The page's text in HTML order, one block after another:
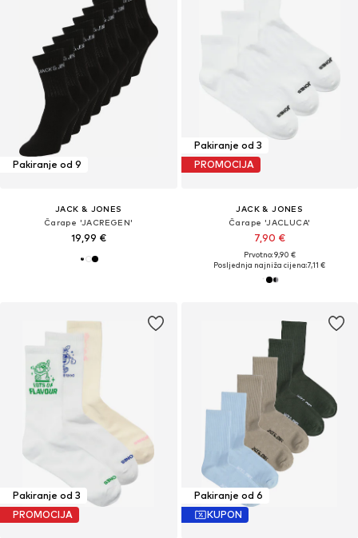
Pakiranje od 9
JACK & JONES
Čarape 'JACREGEN'
19,99 €
Pakiranje od 3
PROMOCIJA
JACK & JONES
Čarape 'JACLUCA'
7,90 €
Prvotno: 9,90 €
Posljednja najniža cijena:7,11 €
Pakiranje od 3
PROMOCIJA
Pakiranje od 6
KUPON